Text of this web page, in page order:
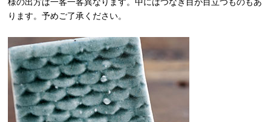
様の出方は一客一客異なります。中にはつなぎ目が目立つものもあ
ります。予めご了承ください。